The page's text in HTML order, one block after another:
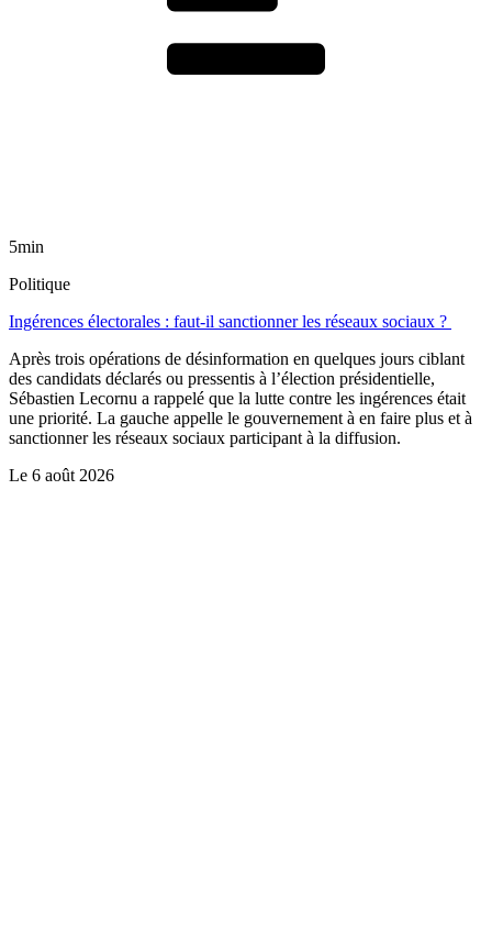
5min
Politique
Ingérences électorales : faut-il sanctionner les réseaux sociaux ?
Après trois opérations de désinformation en quelques jours ciblant
des candidats déclarés ou pressentis à l’élection présidentielle,
Sébastien Lecornu a rappelé que la lutte contre les ingérences était
une priorité. La gauche appelle le gouvernement à en faire plus et à
sanctionner les réseaux sociaux participant à la diffusion.
Le 6 août 2026